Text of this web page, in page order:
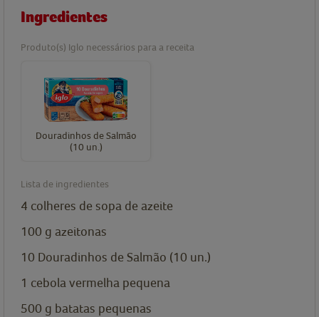
Ingredientes
Produto(s) Iglo necessários para a receita
Douradinhos de Salmão
(10 un.)
Lista de ingredientes
4 colheres de sopa de azeite
100 g azeitonas
10 Douradinhos de Salmão (10 un.)
1 cebola vermelha pequena
500 g batatas pequenas